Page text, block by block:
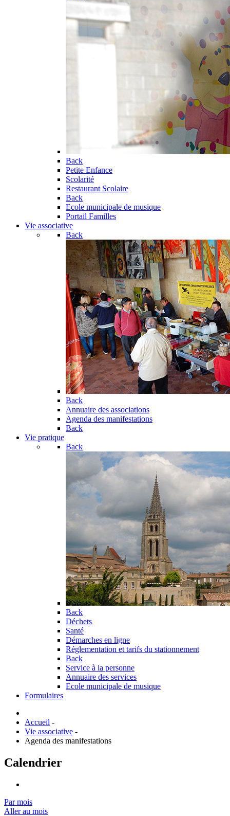
Back
Petite Enfance
Scolarité
Restaurant Scolaire
Back
Ecole municipale de musique
Portail Familles
Vie associative
Back
Back
Annuaire des associations
Agenda des manifestations
Back
Vie pratique
Back
Back
Déchets
Santé
Démarches en ligne
Réglementation et tarifs du stationnement
Back
Service à la personne
Annuaire des services
Ecole municipale de musique
Formulaires
Accueil -
Vie associative -
Agenda des manifestations
Calendrier
Par mois
Aller au mois